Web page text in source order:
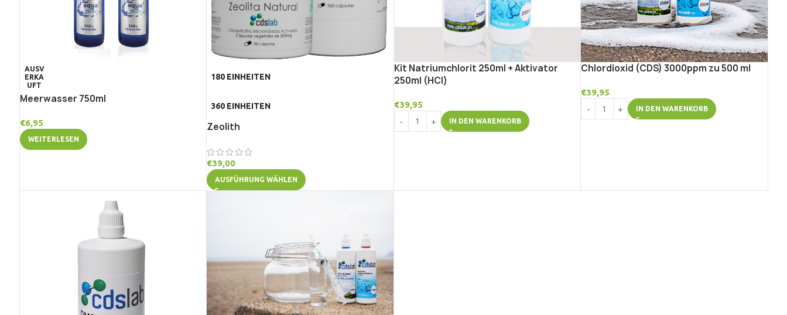
AUSV
ERKA
UFT
Meerwasser 750ml
€6,95
WEITERLESEN
180 EINHEITEN
360 EINHEITEN
Zeolith
€39,00
AUSFÜHRUNG WÄHLEN
Kit Natriumchlorit 250ml + Aktivator
250ml (HCl)
€39,95
IN DEN WARENKORB
Chlordioxid (CDS) 3000ppm zu 500 ml
€39,95
IN DEN WARENKORB